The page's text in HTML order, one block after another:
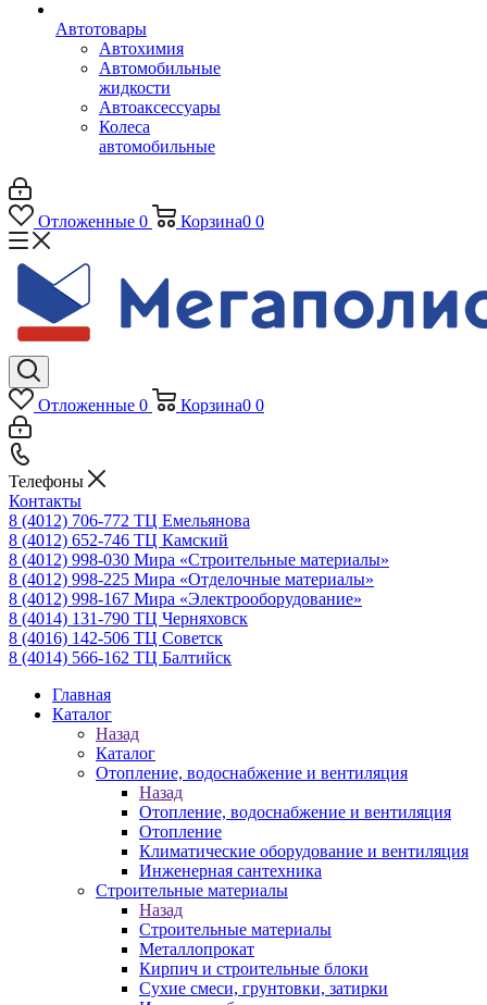
Автотовары
Автохимия
Автомобильные
жидкости
Автоаксессуары
Колеса
автомобильные
Отложенные 0 Корзина0 0
Отложенные 0 Корзина0 0
Телефоны
Контакты
8 (4012) 706-772 ТЦ Емельянова
8 (4012) 652-746 ТЦ Камский
8 (4012) 998-030 Мира «Строительные материалы»
8 (4012) 998-225 Мира «Отделочные материалы»
8 (4012) 998-167 Мира «Электрооборудование»
8 (4014) 131-790 ТЦ Черняховск
8 (4016) 142-506 ТЦ Советск
8 (4014) 566-162 ТЦ Балтийск
Главная
Каталог
Назад
Каталог
Отопление, водоснабжение и вентиляция
Назад
Отопление, водоснабжение и вентиляция
Отопление
Климатические оборудование и вентиляция
Инженерная сантехника
Строительные материалы
Назад
Строительные материалы
Металлопрокат
Кирпич и строительные блоки
Сухие смеси, грунтовки, затирки